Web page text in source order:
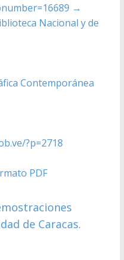
→
Nacional y de
Contemporánea
?p=2718
PDF
de Caracas.